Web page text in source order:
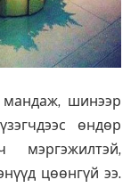
шинээр
өндөр
мэргэжилтэй,
цөөнгүй ээ.